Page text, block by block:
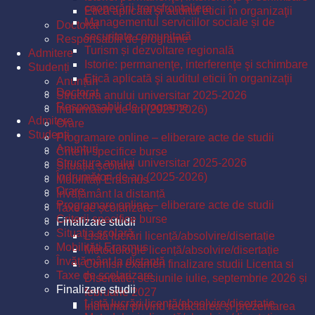
Etică aplicată şi auditul eticii în organizaţii
Doctorat
Responsabili de programe
Admitere
Studenți
Anunțuri
Structura anului universitar 2025-2026
Îndrumători de an (2025-2026)
Orare
Programare online – eliberare acte de studii
Criterii specifice burse
Situația școlară
Mobilități Erasmus
Învățământ la distanță
Taxe de școlarizare
Finalizare studii
Listă lucrări licență/absolvire/disertație
Metodologie licență/absolvire/disertație
Comisii examen finalizare studii Licenta si
Disertatie, sesiunile iulie, septembrie 2026 și
februarie 2027
Îndrumar privind redactarea și prezentarea
cooperării transfrontaliere
Managementul serviciilor sociale și de
securitate comunitară
Turism și dezvoltare regională
Istorie: permanenţe, interferenţe şi schimbare
Etică aplicată şi auditul eticii în organizaţii
Doctorat
Responsabili de programe
Admitere
Studenți
Anunțuri
Structura anului universitar 2025-2026
Îndrumători de an (2025-2026)
Orare
Programare online – eliberare acte de studii
Criterii specifice burse
Situația școlară
Mobilități Erasmus
Învățământ la distanță
Taxe de școlarizare
Finalizare studii
Listă lucrări licență/absolvire/disertație